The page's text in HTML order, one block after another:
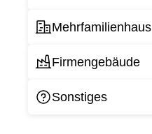
Mehrfamilienhaus
Firmengebäude
Sonstiges